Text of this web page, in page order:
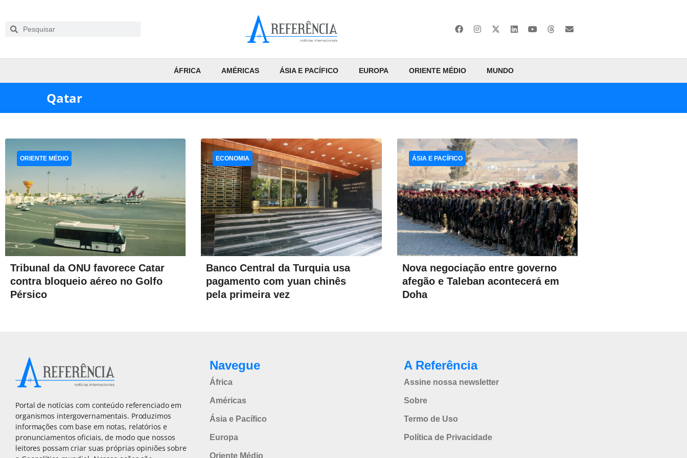
ÁFRICA AMÉRICAS ÁSIA E PACÍFICO EUROPA ORIENTE MÉDIO MUNDO
Qatar
Tribunal da ONU favorece Catar
contra bloqueio aéreo no Golfo
Pérsico
ORIENTE MÉDIO
Banco Central da Turquia usa
pagamento com yuan chinês
pela primeira vez
ECONOMIA
Nova negociação entre governo
afegão e Taleban acontecerá em
Doha
ÁSIA E PACÍFICO
Portal de notícias com conteúdo referenciado em
organismos intergovernamentais. Produzimos
informações com base em notas, relatórios e
pronunciamentos oficiais, de modo que nossos
leitores possam criar suas próprias opiniões sobre
Navegue
África
Américas
Ásia e Pacífico
Europa
Oriente Médio
A Referência
Assine nossa newsletter
Sobre
Termo de Uso
Política de Privacidade